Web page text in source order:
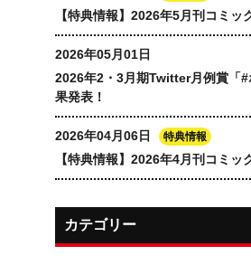
【特典情報】2026年5月刊コミッ
2026年05月01日
2026年2・3月期Twitter月例賞「#
果発表！
2026年04月06日 特典情報
【特典情報】2026年4月刊コミッ
カテゴリー